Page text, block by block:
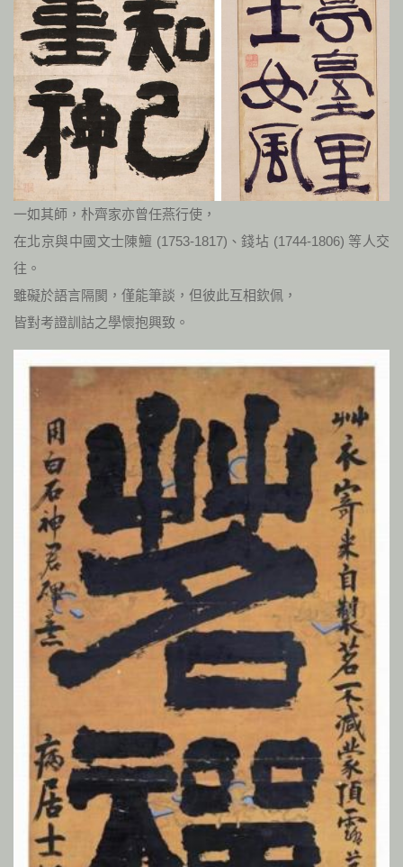
一如其師，朴齊家亦曾任燕行使，
在北京與中國文士陳鱣 (1753-1817)、錢坫 (1744-1806) 等人交
往。
雖礙於語言隔閡，僅能筆談，但彼此互相欽佩，
皆對考證訓詁之學懷抱興致。